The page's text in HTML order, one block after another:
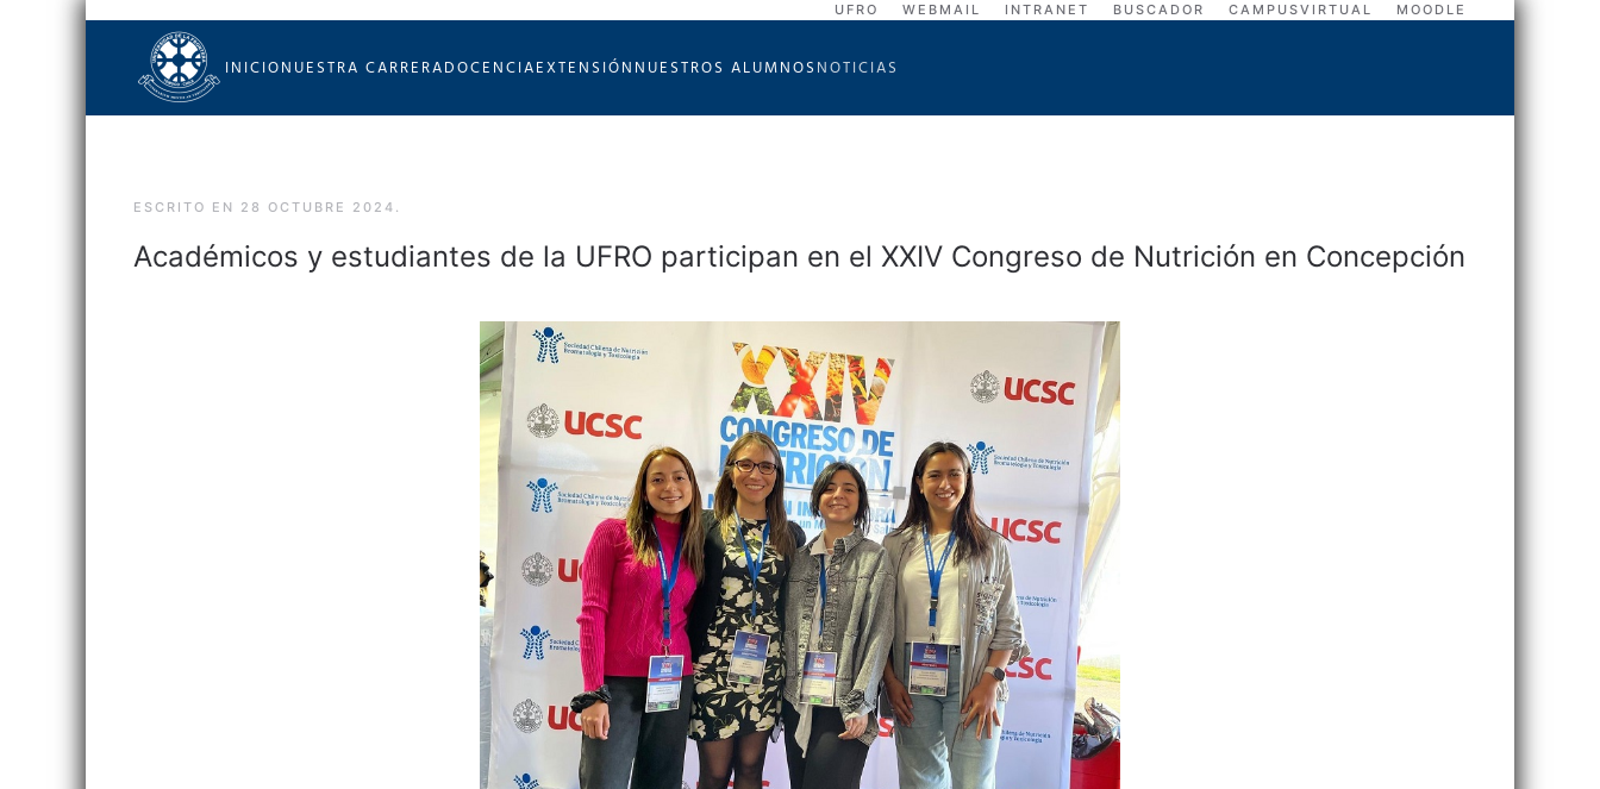
Skip to main content
UFRO WEBMAIL INTRANET BUSCADOR CAMPUSVIRTUAL MOODLE
INICIONUESTRA CARRERADOCENCIAEXTENSIÓNNUESTROS ALUMNOSNOTICIAS
ESCRITO EN 28 OCTUBRE 2024 .
Académicos y estudiantes de la UFRO participan en el XXIV Congreso de Nutrición en Concepción